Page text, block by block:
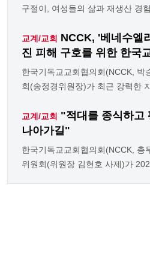
구절이, 여성들의 삶과 재생산 경
교계/교회 NCCK, '베네수엘
진 피해 구호를 위한 한국
한국기독교교회협의회(NCCK, 박
회(송정경위원장)가 최근 강력한
교계/교회 "적대를 종식하고
나아가길"
한국기독교교회협의회(NCCK, 총
위원회(위원장 김현호 사제)가